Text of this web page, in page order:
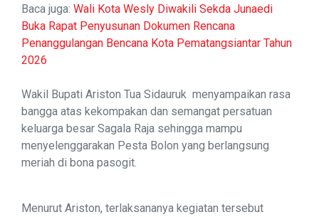
Baca juga: Wali Kota Wesly Diwakili Sekda Junaedi
Buka Rapat Penyusunan Dokumen Rencana
Penanggulangan Bencana Kota Pematangsiantar Tahun
2026
Wakil Bupati Ariston Tua Sidauruk menyampaikan rasa
bangga atas kekompakan dan semangat persatuan
keluarga besar Sagala Raja sehingga mampu
menyelenggarakan Pesta Bolon yang berlangsung
meriah di bona pasogit.
Menurut Ariston, terlaksananya kegiatan tersebut